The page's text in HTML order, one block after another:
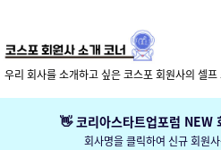
우리 회사를 소개하고 싶은 코스포 회원사의 셀
👋 코리아스타트업포럼 NEW
회사명을 클릭하여 신규 회원